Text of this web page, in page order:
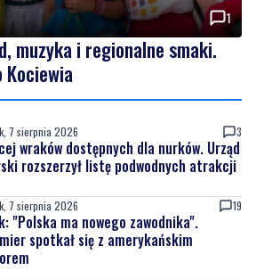
Kociewia
7 sierpnia 2026
wraków dostępnych dla nurków. Urząd
rozszerzył listę podwodnych atrakcji
7 sierpnia 2026 19
"Polska ma nowego zawodnika".
spotkał się z amerykańskim
6 sierpnia 2026
korowód, muzyka i regionalne
Nadchodzi Święto Kociewia